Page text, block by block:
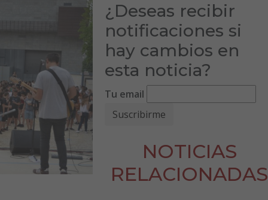
¿Deseas recibir
notificaciones si
hay cambios en
esta noticia?
Tu email
NOTICIAS
RELACIONADAS